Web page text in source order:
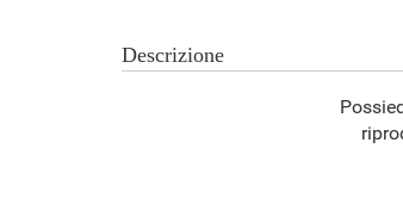
Descrizione